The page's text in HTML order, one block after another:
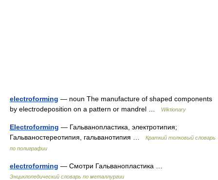
electroforming — noun The manufacture of shaped components
by electrodeposition on a pattern or mandrel …
Wiktionary
Electroforming — Гальванопластика, электротипия;
Гальваностереотипия, гальванотипия …
Краткий толковый словарь
по полиграфии
electroforming — Смотри Гальванопластика …
Энциклопедический словарь по металлургии